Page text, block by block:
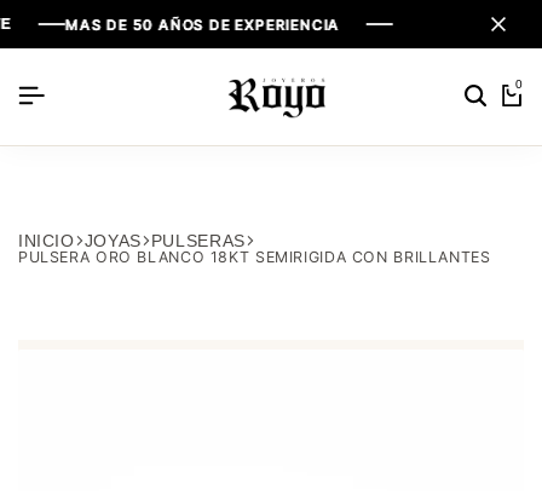
MAS DE 50 AÑOS DE EXPERIENCIA
MAS DE 50 AÑOS DE EXPERIENCIA
MAS DE 50 AÑOS DE EXPERIENCIA
0
INICIO JOYAS PULSERAS
PULSERA ORO BLANCO 18KT SEMIRIGIDA CON BRILLANTES